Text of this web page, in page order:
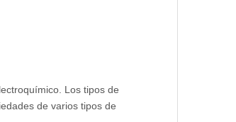
Los tipos de
de varios tipos de